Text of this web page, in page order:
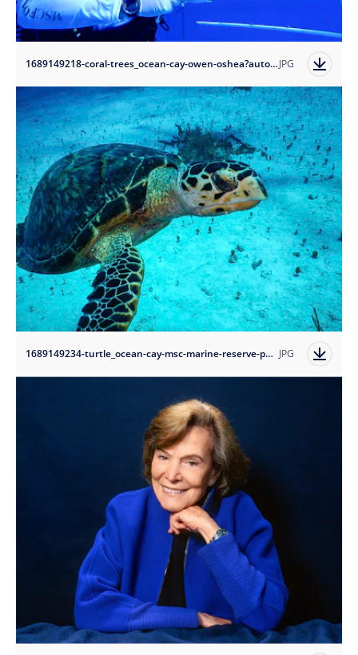
1689149218-coral-trees_ocean-cay-owen-oshea?auto=formatJPG
1689149234-turtle_ocean-cay-msc-marine-reserve-photo-credit-conrad-schutt?auto=format JPG